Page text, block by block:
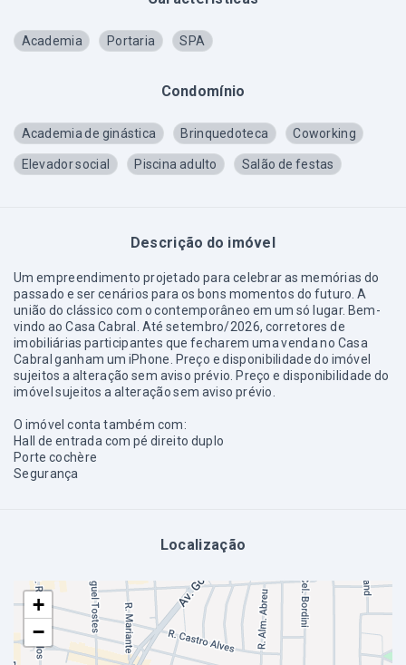
Academia Portaria SPA
Condomínio
Academia de ginástica Brinquedoteca Coworking
Elevador social Piscina adulto Salão de festas
Descrição do imóvel
Um empreendimento projetado para celebrar as memórias do
passado e ser cenários para os bons momentos do futuro. A
união do clássico com o contemporâneo em um só lugar. Bem-
vindo ao Casa Cabral. Até setembro/2026, corretores de
imobiliárias participantes que fecharem uma venda no Casa
Cabral ganham um iPhone. Preço e disponibilidade do imóvel
sujeitos a alteração sem aviso prévio. Preço e disponibilidade do
imóvel sujeitos a alteração sem aviso prévio.
O imóvel conta também com:
Hall de entrada com pé direito duplo
Porte cochère
Segurança
Localização
+
−